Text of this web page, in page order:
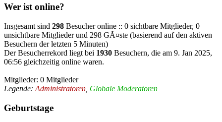
Wer ist online?
Insgesamt sind 298 Besucher online :: 0 sichtbare Mitglieder, 0
unsichtbare Mitglieder und 298 GÃ¤ste (basierend auf den aktiven
Besuchern der letzten 5 Minuten)
Der Besucherrekord liegt bei 1930 Besuchern, die am 9. Jan 2025,
06:56 gleichzeitig online waren.
Mitglieder: 0 Mitglieder
Legende: Administratoren Globale Moderatoren
Geburtstage